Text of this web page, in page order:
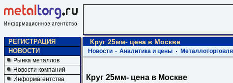
РЕГИСТРАЦИЯ
НОВОСТИ
Рынка металлов
Новости компаний
Информагентства
Круг 25мм- цена в Москве
Новости Аналитика и цены Металлоторговля
Круг 25мм- цена в Москве